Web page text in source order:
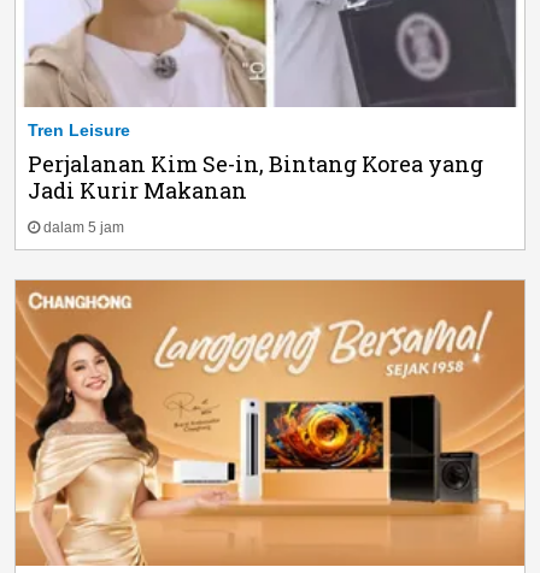
Tren Leisure
Perjalanan Kim Se-in, Bintang Korea yang
Jadi Kurir Makanan
dalam 5 jam